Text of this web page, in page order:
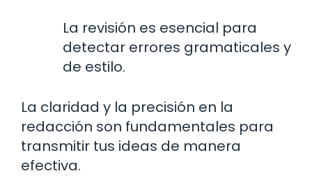
La revisión es esencial para
detectar errores gramaticales y
de estilo.
La claridad y la precisión en la
redacción son fundamentales para
transmitir tus ideas de manera
efectiva.